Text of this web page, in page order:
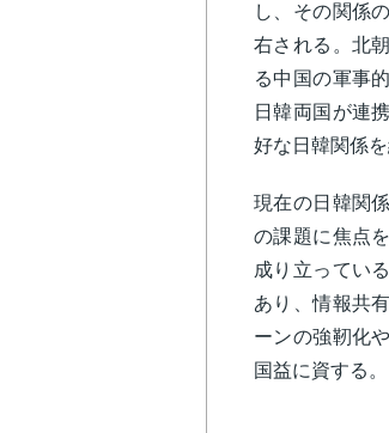
し、その関係
右される。北
る中国の軍事
日韓両国が連
好な日韓関係
現在の日韓関
の課題に焦点
成り立ってい
あり、情報共
ーンの強靭化
国益に資する。